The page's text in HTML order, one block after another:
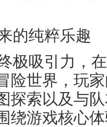
的纯粹乐趣
极吸引力，
险世界，玩
探索以及与
绕游戏核心